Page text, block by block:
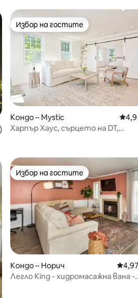
4,91 от 5, 203 отзива
Избор на гостите
Избор на гостите
Кондо – Mystic
4,9
Харпър Хаус, сърцето на DT,
Избор на гостите
Избор на гостите
Кондо – Норич
Легло King - хидромасажна вана -